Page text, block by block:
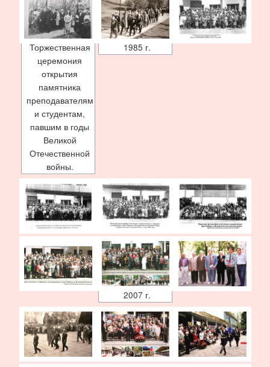
Торжественная
церемония
открытия
памятника
преподавателям
и студентам,
павшим в годы
Великой
Отечественной
войны.
1985 г.
2007 г.